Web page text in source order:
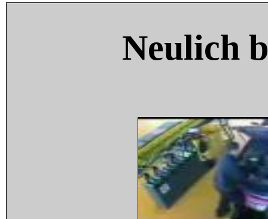
Neulich